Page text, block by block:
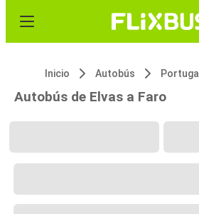
Inicio Autobús Portugal
Autobús de Elvas a Faro